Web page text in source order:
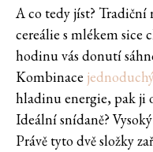
A co tedy jíst?
cereálie s mlékem sice
hodinu vás donutí
Kombinace
hladinu energie, pak ji
Ideální snídaně?
Právě tyto dvě složky